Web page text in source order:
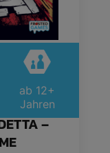
ab 12+
Jahren
–